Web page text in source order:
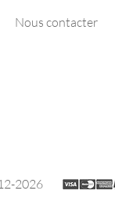
Nous contacter
2026